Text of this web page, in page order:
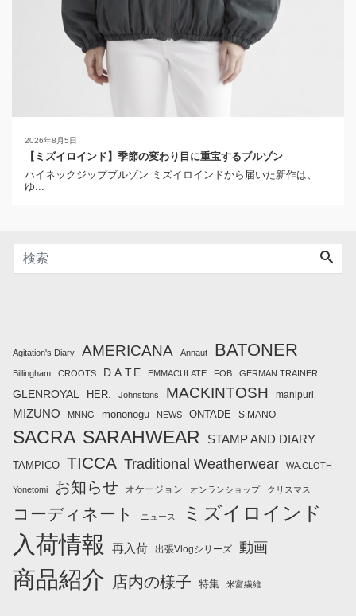
2026年8月5日
【ミズイロインド】季節の変わり目に重宝するブルゾン
ハイネックジップブルゾン ミズイロインドから届いた新作は、
ゆ...
Agitation's Diary AMERICANA Annaut BATONER
Billingham CROOTS D.A.T.E EMMACULATE FOB GERMAN TRAINER
GLENROYAL HER. Johnstons MACKINTOSH manipuri
MIZUNO MNNG mononogu NEWS ONTADE S.MANO
SACRA SARAHWEAR STAMP AND DIARY
TAMPICO TICCA Traditional Weatherwear WA.CLOTH
Yonetomi お知らせ オケージョン オンランショップ クリスマス
コーディネート ニュース ミズイロインド
入荷情報 再入荷 出張Vlogシリーズ 動画
商品紹介 店内の様子 特集 米富繊維